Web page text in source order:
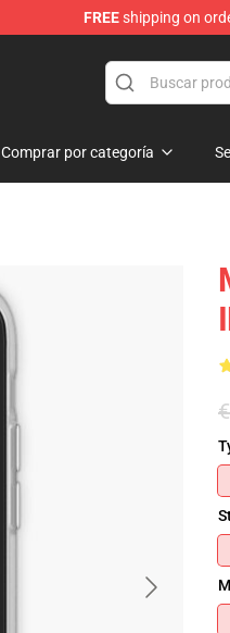
FREEshipping on
Comprar por categoría